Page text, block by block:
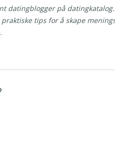
datingblogger på
tips for å skape